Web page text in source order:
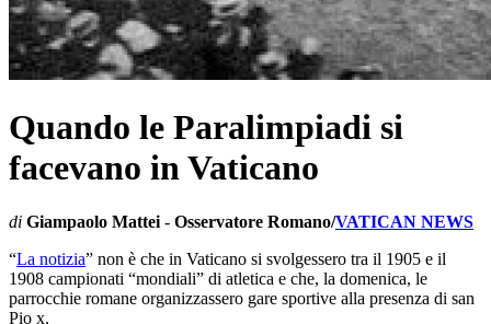
Quando le Paralimpiadi si
facevano in Vaticano
di Giampaolo Mattei - Osservatore Romano/VATICAN NEWS
“La notizia” non è che in Vaticano si svolgessero tra il 1905 e il
1908 campionati “mondiali” di atletica e che, la domenica, le
parrocchie romane organizzassero gare sportive alla presenza di san
Pio x.